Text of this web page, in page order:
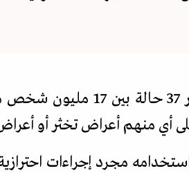
منهم أعراض تخثر أو
مجرد إجراءات